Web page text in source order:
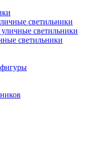
светильники
светильники
светильники